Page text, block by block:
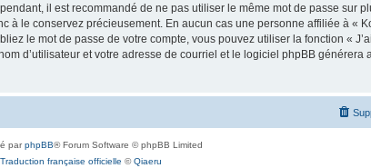
il est recommandé de ne pas utiliser le même mot de passe sur
à le conservez précieusement. En aucun cas une personne affiliée à «
le mot de passe de votre compte, vous pouvez utiliser la fonction «
d’utilisateur et votre adresse de courriel et le logiciel phpBB
parphpBB® Forum Software © phpBB Limited
Traduction française officielle ©Qiaeru